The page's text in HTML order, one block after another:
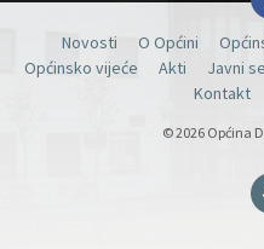
Novosti O Općini
Općinsko vijeće
Akti Javni
Kontakt
© 2026 Općina